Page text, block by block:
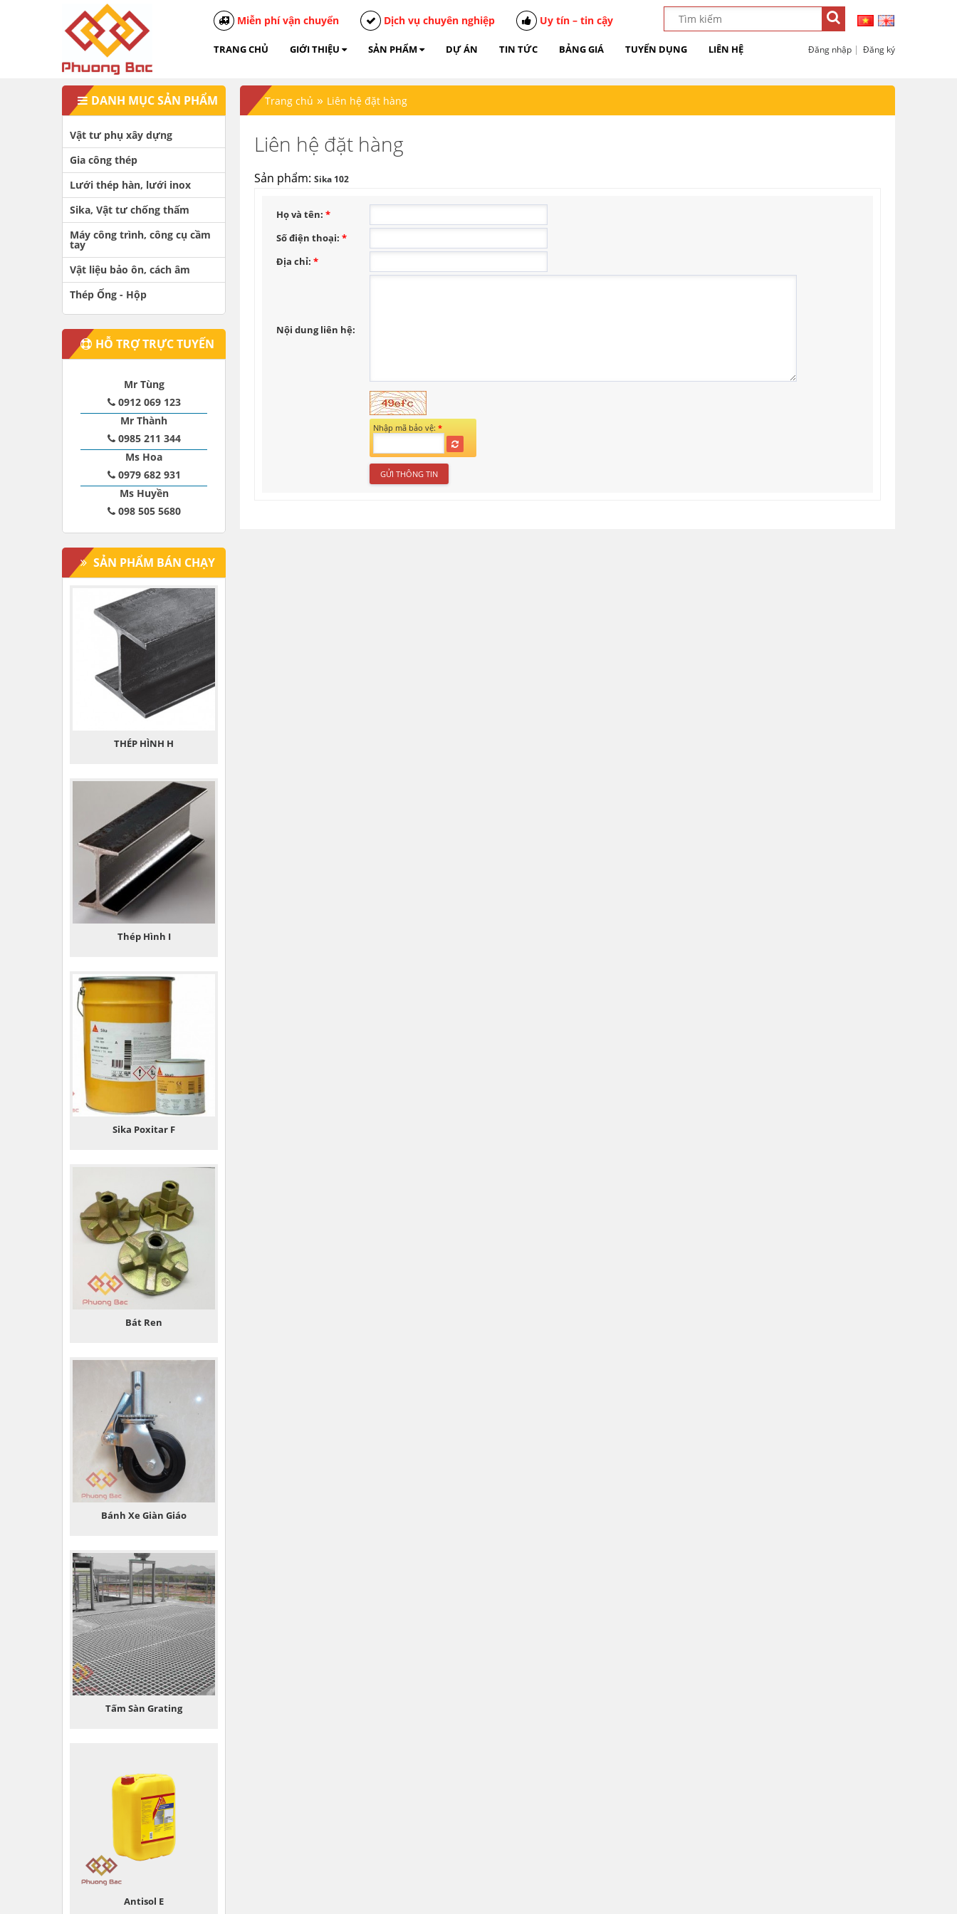
Miễn phí vận chuyển Dịch vụ chuyên nghiệp Uy tín – tin cậy
TRANG CHỦ GIỚI THIỆU SẢN PHẨM DỰ ÁN TIN TỨC BẢNG GIÁ TUYỂN DỤNG LIÊN HỆ Đăng nhập| Đăng ký
DANH MỤC SẢN PHẨM
Vật tư phụ xây dựng
Gia công thép
Lưới thép hàn, lưới inox
Sika, Vật tư chống thấm
Máy công trình, công cụ cầm
tay
Vật liệu bảo ôn, cách âm
Thép Ống - Hộp
HỖ TRỢ TRỰC TUYẾN
Mr Tùng
0912 069 123
Mr Thành
0985 211 344
Ms Hoa
0979 682 931
Ms Huyền
098 505 5680
SẢN PHẨM BÁN CHẠY
THÉP HÌNH H
Thép Hình I
Sika Poxitar F
Bát Ren
Bánh Xe Giàn Giáo
Tấm Sàn Grating
Antisol E
Trang chủ » Liên hệ đặt hàng
Liên hệ đặt hàng
Sản phẩm: Sika 102
Họ và tên: *
Số điện thoại: *
Địa chỉ: *
Nội dung liên hệ:
Nhập mã bảo vệ: *